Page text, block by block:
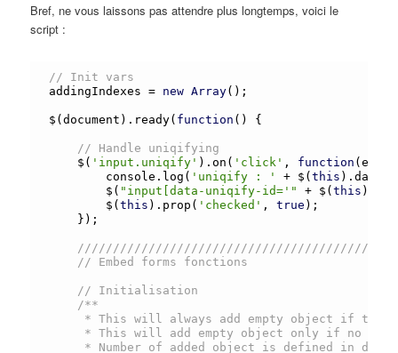
Bref, ne vous laissons pas attendre plus longtemps, voici le
script :
// Init vars
addingIndexes = new Array();
$(document). ready( function () {
// Handle uniqifying
	$(
'input.uniqify' ).on ( 'click' , function
		console.
log ( 'uniqify : ' + $(this ).data
		$(
"input[data-uniqify-id='" + $(this ).
		$(
this ). prop ( 'checked' , true );
// Embed forms fonctions
// Initialisation
/**